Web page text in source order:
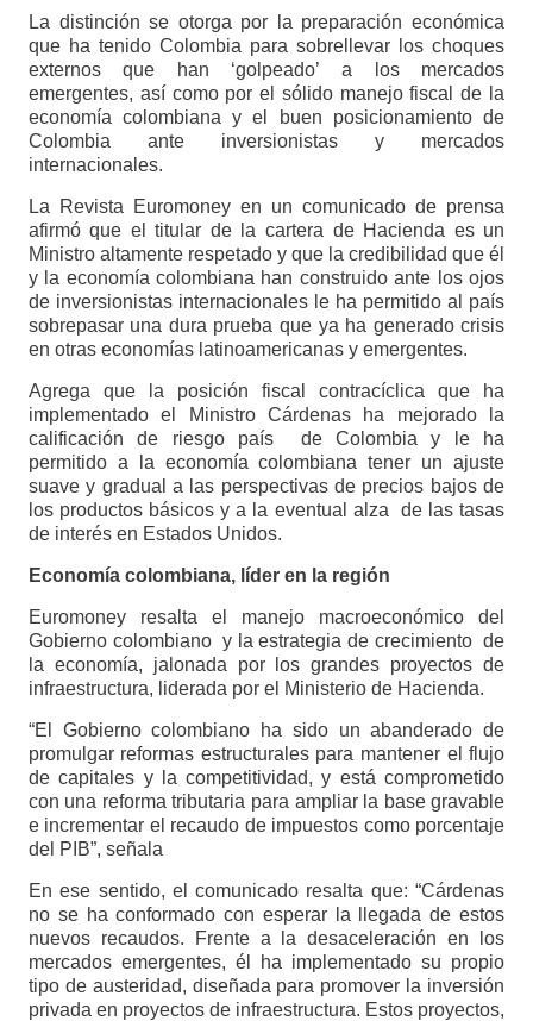
La distinción se otorga por la preparación económica
que ha tenido Colombia para sobrellevar los choques
externos que han ‘golpeado’ a los mercados
emergentes, así como por el sólido manejo fiscal de la
economía colombiana y el buen posicionamiento de
Colombia ante inversionistas y mercados
internacionales.
La Revista Euromoney en un comunicado de prensa
afirmó que el titular de la cartera de Hacienda es un
Ministro altamente respetado y que la credibilidad que él
y la economía colombiana han construido ante los ojos
de inversionistas internacionales le ha permitido al país
sobrepasar una dura prueba que ya ha generado crisis
en otras economías latinoamericanas y emergentes.
Agrega que la posición fiscal contracíclica que ha
implementado el Ministro Cárdenas ha mejorado la
calificación de riesgo país de Colombia y le ha
permitido a la economía colombiana tener un ajuste
suave y gradual a las perspectivas de precios bajos de
los productos básicos y a la eventual alza de las tasas
de interés en Estados Unidos.
Economía colombiana, líder en la región
Euromoney resalta el manejo macroeconómico del
Gobierno colombiano y la estrategia de crecimiento de
la economía, jalonada por los grandes proyectos de
infraestructura, liderada por el Ministerio de Hacienda.
“El Gobierno colombiano ha sido un abanderado de
promulgar reformas estructurales para mantener el flujo
de capitales y la competitividad, y está comprometido
con una reforma tributaria para ampliar la base gravable
e incrementar el recaudo de impuestos como porcentaje
del PIB”, señala
En ese sentido, el comunicado resalta que: “Cárdenas
no se ha conformado con esperar la llegada de estos
nuevos recaudos. Frente a la desaceleración en los
mercados emergentes, él ha implementado su propio
tipo de austeridad, diseñada para promover la inversión
privada en proyectos de infraestructura. Estos proyectos,